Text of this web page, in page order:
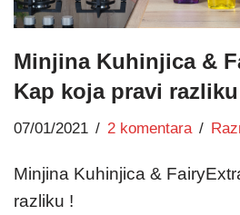
Minjina Kuhinjica &
Kap koja pravi razliku
07/01/2021 2 komentara
Minjina Kuhinjica &
razliku !